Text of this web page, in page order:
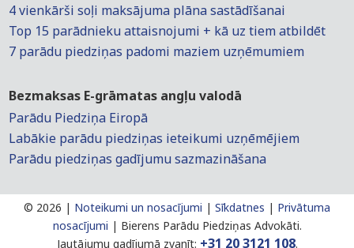
4 vienkārši soļi maksājuma plāna sastādīšanai
Top 15 parādnieku attaisnojumi + kā uz tiem atbildēt
7 parādu piedziņas padomi maziem uzņēmumiem
Bezmaksas E-grāmatas angļu valodā
Parādu Piedziņa Eiropā
Labākie parādu piedziņas ieteikumi uzņēmējiem
Parādu piedziņas gadījumu sazmazināšana
© 2026 | Noteikumi un nosacījumi | Sīkdatnes | Privātuma
nosacījumi | Bierens Parādu Piedziņas Advokāti.
Jautājumu gadījumā zvanīt: +31 20 3121 108.